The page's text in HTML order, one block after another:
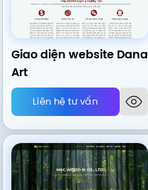
Giao diện website Dana
Art
Liên hệ tư vấn